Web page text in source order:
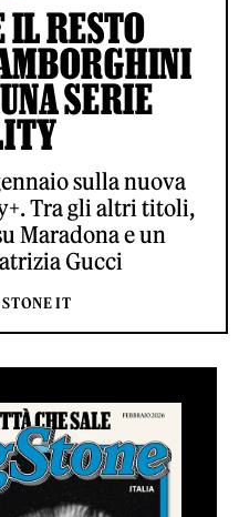
IL RESTO
SERIE
sulla nuova
Tra gli altri titoli,
Maradona e un
Gucci
IT